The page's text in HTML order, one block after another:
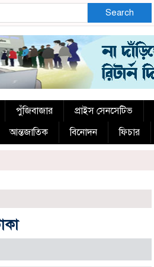
Search
পুঁজিবাজার প্রাইস সেনসেটিভ
আন্তজাতিক বিনোদন ফিচার